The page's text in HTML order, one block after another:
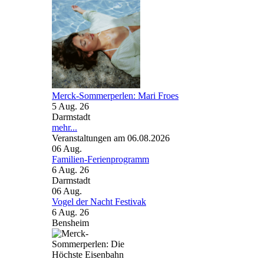
Merck-Sommerperlen: Mari Froes
5 Aug. 26
Darmstadt
mehr...
Veranstaltungen am 06.08.2026
06 Aug.
Familien-Ferienprogramm
6 Aug. 26
Darmstadt
06 Aug.
Vogel der Nacht Festivak
6 Aug. 26
Bensheim